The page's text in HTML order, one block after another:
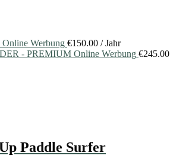
Werbung €150.00 / Jahr
- PREMIUM Online Werbung €245.00
Paddle Surfer